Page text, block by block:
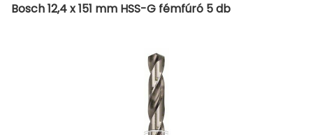
Bosch 12,4 x 151 mm HSS-G fémfúró 5 db